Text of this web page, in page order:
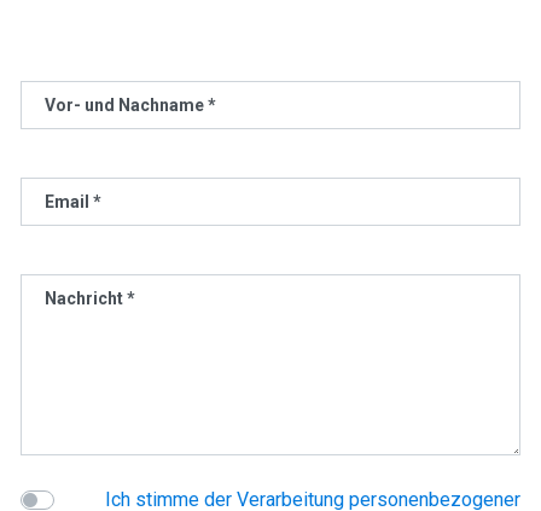
Vor- und Nachname *
Email *
Nachricht *
Ich stimme der Verarbeitung personenbezogener